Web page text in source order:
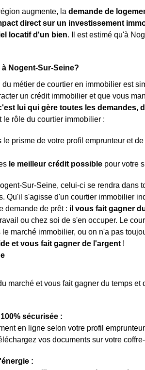
augmente, la demande de
direct sur un investissement
locatif d'un bien. Il est estimé qu'à
Nogent-Sur-Seine?
métier de courtier en immobilier est
un crédit immobilier et que vous
lui qui gère toutes les demandes,
rôle du courtier immobilier :
le prisme de votre profil emprunteur et
le meilleur crédit possible pour votre
Sur-Seine, celui-ci se rendra dans
Qu'il s'agisse d'un courtier immobilier
demande de prêt : il vous fait gagner
ou chez soi de s'en occuper. Le
marché immobilier, ou on n'a pas
et vous fait gagner de l'argent !
marché et vous fait gagner du temps et
sécurisée :
en ligne selon votre profil
vos documents sur votre
: